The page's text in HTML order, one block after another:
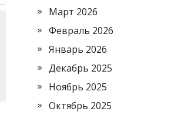
Март 2026
Февраль 2026
Январь 2026
Декабрь 2025
Ноябрь 2025
Октябрь 2025